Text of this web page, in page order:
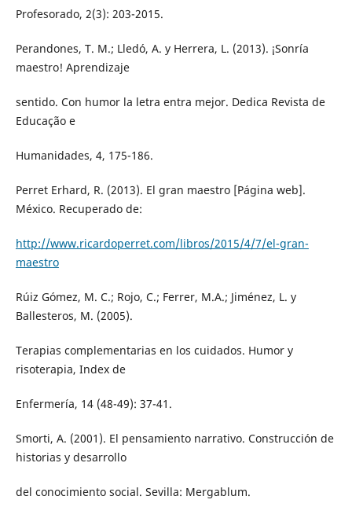
Profesorado, 2(3): 203-2015.
Perandones, T. M.; Lledó, A. y Herrera, L. (2013). ¡Sonría
maestro! Aprendizaje
sentido. Con humor la letra entra mejor. Dedica Revista de
Educação e
Humanidades, 4, 175-186.
Perret Erhard, R. (2013). El gran maestro [Página web].
México. Recuperado de:
http://www.ricardoperret.com/libros/2015/4/7/el-gran-
maestro
Rúiz Gómez, M. C.; Rojo, C.; Ferrer, M.A.; Jiménez, L. y
Ballesteros, M. (2005).
Terapias complementarias en los cuidados. Humor y
risoterapia, Index de
Enfermería, 14 (48-49): 37-41.
Smorti, A. (2001). El pensamiento narrativo. Construcción de
historias y desarrollo
del conocimiento social. Sevilla: Mergablum.